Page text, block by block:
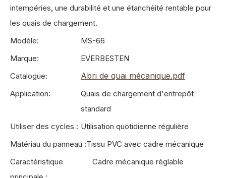
intempéries, une durabilité et une étanchéité rentable pour
les quais de chargement.
Modèle:
MS-66
Marque:
EVERBESTEN
Catalogue:
Abri de quai mécanique.pdf
Application:
Quais de chargement d'entrepôt
standard
Utiliser des cycles : Utilisation quotidienne régulière
Matériau du panneau :Tissu PVC avec cadre mécanique
Caractéristique
Cadre mécanique réglable